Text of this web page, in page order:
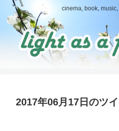
cinema, book,
2017年06月17日のツ